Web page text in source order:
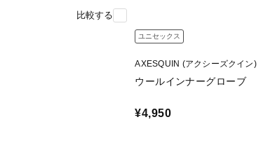
比較する
ユニセックス
AXESQUIN (アクシーズクイン)
ウールインナーグローブ
¥4,950